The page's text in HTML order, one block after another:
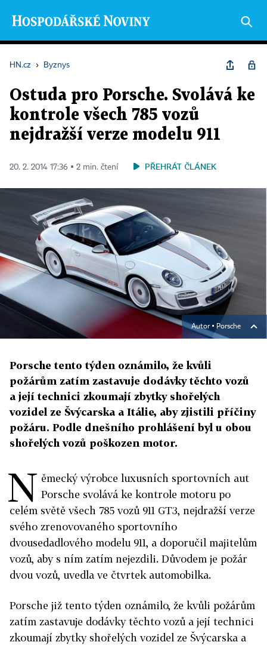
HN.cz › Byznys
Ostuda pro Porsche. Svolává ke
kontrole všech 785 vozů
nejdražší verze modelu 911
20. 2. 2014 17:36 ▪ 2 min. čtení PŘEHRÁT ČLÁNEK
Autor ▪ Porsche
Porsche tento týden oznámilo, že kvůli
požárům zatím zastavuje dodávky těchto vozů
a její technici zkoumají zbytky shořelých
vozidel ze Švýcarska a Itálie, aby zjistili příčiny
požáru. Podle dnešního prohlášení byl u obou
shořelých vozů poškozen motor.
N ěmecký výrobce luxusních sportovních aut
Porsche svolává ke kontrole motoru po
celém světě všech 785 vozů 911 GT3, nejdražší verze
svého zrenovovaného sportovního
dvousedadlového modelu 911, a doporučil majitelům
vozů, aby s ním zatím nejezdili. Důvodem je požár
dvou vozů, uvedla ve čtvrtek automobilka.
Porsche již tento týden oznámilo, že kvůli požárům
zatím zastavuje dodávky těchto vozů a její technici
zkoumají zbytky shořelých vozidel ze Švýcarska a